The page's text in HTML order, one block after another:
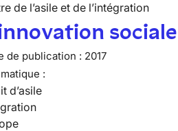
de l’asile et de l’intégration
sociale
de publication : 2017
:
d’asile